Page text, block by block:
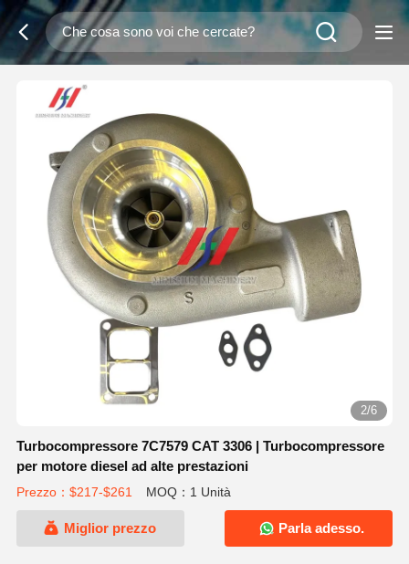
2/6
Turbocompressore 7C7579 CAT 3306 | Turbocompressore
per motore diesel ad alte prestazioni
Prezzo：$217-$261 MOQ：1 Unità
Miglior prezzo Parla adesso.